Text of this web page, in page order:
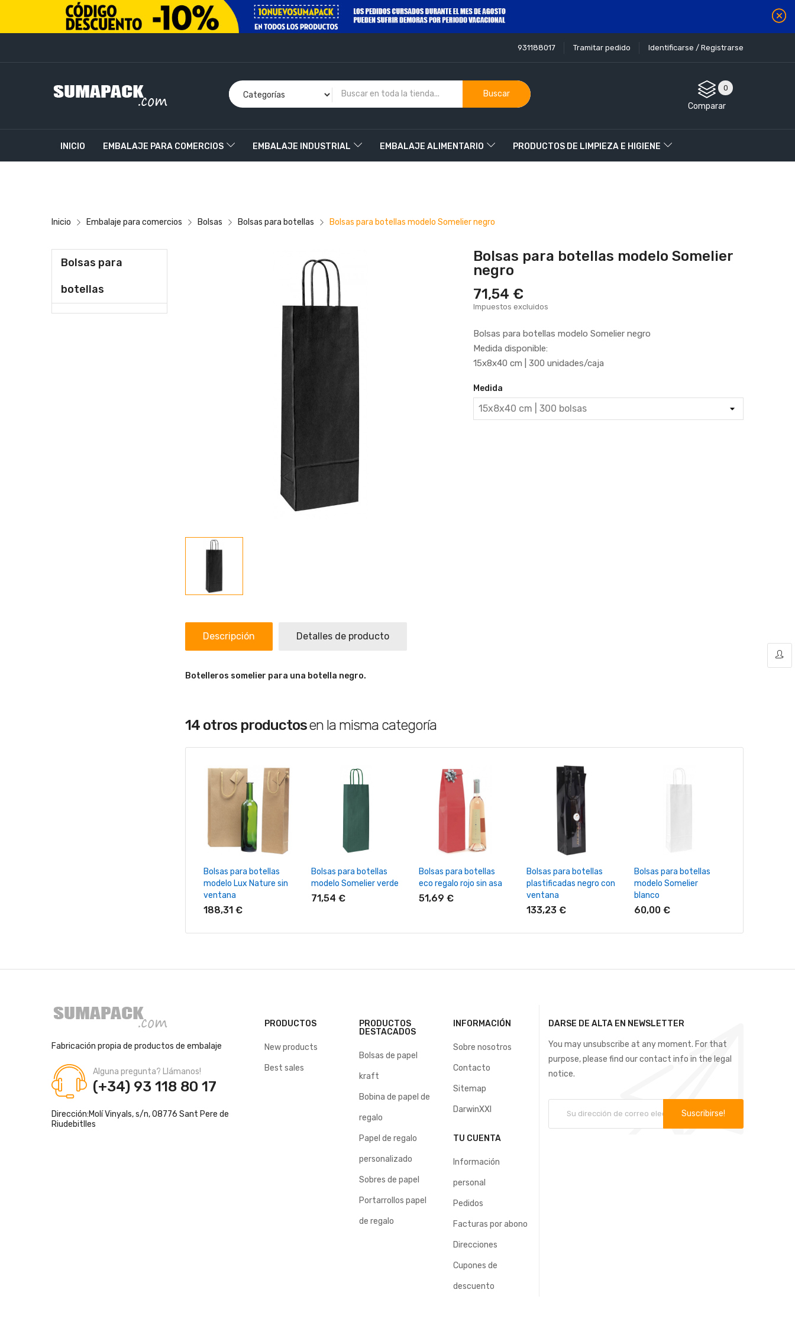
Identificarse / Registrarse
Tramitar pedido
931188017
Buscar
0
Comparar
INICIO EMBALAJE PARA COMERCIOS EMBALAJE INDUSTRIAL EMBALAJE ALIMENTARIO PRODUCTOS DE LIMPIEZA E HIGIENE
Inicio Embalaje para comercios Bolsas Bolsas para botellas Bolsas para botellas modelo Somelier negro
Bolsas para
botellas
Bolsas para botellas modelo Somelier
negro
71,54 €
Impuestos excluidos
Bolsas para botellas modelo Somelier negro
Medida disponible:
15x8x40 cm | 300 unidades/caja
Medida
Descripción Detalles de producto
Botelleros somelier para una botella negro.
14 otros productosen la misma categoría
+ Añadir Al Carrito
Bolsas para botellas
modelo Lux Nature sin
ventana
188,31 €
+ Añadir Al Carrito
Bolsas para botellas
modelo Somelier verde
71,54 €
+ Añadir Al Carrito
Bolsas para botellas
eco regalo rojo sin asa
51,69 €
+ Añadir Al Carrito
Bolsas para botellas
plastificadas negro con
ventana
133,23 €
+ Añadir Al Carrito
Bolsas para botellas
modelo Somelier
blanco
60,00 €
Fabricación propia de productos de embalaje
Alguna pregunta? Llámanos!
(+34) 93 118 80 17
Dirección:Molí Vinyals, s/n, 08776 Sant Pere de
Riudebitlles
PRODUCTOS
New products
Best sales
PRODUCTOS
DESTACADOS
Bolsas de papel
kraft
Bobina de papel de
regalo
Papel de regalo
personalizado
Sobres de papel
Portarrollos papel
de regalo
INFORMACIÓN
Sobre nosotros
Contacto
Sitemap
DarwinXXI
TU CUENTA
Información
personal
Pedidos
Facturas por abono
Direcciones
Cupones de
descuento
DARSE DE ALTA EN NEWSLETTER
You may unsubscribe at any moment. For that
purpose, please find our contact info in the legal
notice.